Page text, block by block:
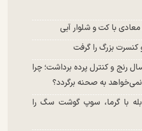
با کت و شلوار آبی
بزرگ را گرفت
اسپیرز از ۱۴ سال رنج و کنترل پرده برداشت؛ چرا
به صحنه برگردد؟
با گرما، سوپ گوشت سگ را